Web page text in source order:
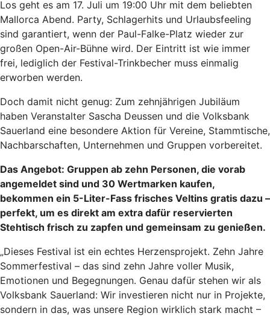
Los geht es am 17. Juli um 19:00 Uhr mit dem beliebten
Mallorca Abend. Party, Schlagerhits und Urlaubsfeeling
sind garantiert, wenn der Paul-Falke-Platz wieder zur
großen Open-Air-Bühne wird. Der Eintritt ist wie immer
frei, lediglich der Festival-Trinkbecher muss einmalig
erworben werden.
Doch damit nicht genug: Zum zehnjährigen Jubiläum
haben Veranstalter Sascha Deussen und die Volksbank
Sauerland eine besondere Aktion für Vereine, Stammtische,
Nachbarschaften, Unternehmen und Gruppen vorbereitet.
Das Angebot: Gruppen ab zehn Personen, die vorab
angemeldet sind und 30 Wertmarken kaufen,
bekommen ein 5-Liter-Fass frisches Veltins gratis dazu –
perfekt, um es direkt am extra dafür reservierten
Stehtisch frisch zu zapfen und gemeinsam zu genießen.
„Dieses Festival ist ein echtes Herzensprojekt. Zehn Jahre
Sommerfestival – das sind zehn Jahre voller Musik,
Emotionen und Begegnungen. Genau dafür stehen wir als
Volksbank Sauerland: Wir investieren nicht nur in Projekte,
sondern in das, was unsere Region wirklich stark macht –